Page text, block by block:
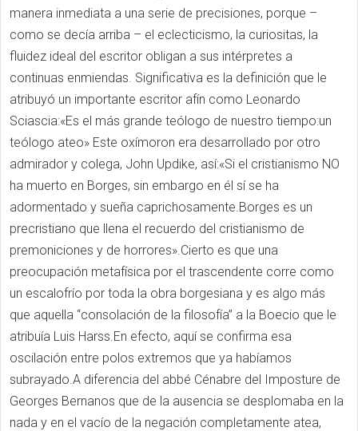
manera inmediata a una serie de precisiones, porque –
como se decía arriba – el eclecticismo, la curiositas, la
fluidez ideal del escritor obligan a sus intérpretes a
continuas enmiendas. Significativa es la definición que le
atribuyó un importante escritor afín como Leonardo
Sciascia:«Es el más grande teólogo de nuestro tiempo:un
teólogo ateo» Este oxímoron era desarrollado por otro
admirador y colega, John Updike, así:«Si el cristianismo NO
ha muerto en Borges, sin embargo en él sí se ha
adormentado y sueña caprichosamente.Borges es un
precristiano que llena el recuerdo del cristianismo de
premoniciones y de horrores».Cierto es que una
preocupación metafísica por el trascendente corre como
un escalofrío por toda la obra borgesiana y es algo más
que aquella “consolación de la filosofía” a la Boecio que le
atribuía Luis Harss.En efecto, aquí se confirma esa
oscilación entre polos extremos que ya habíamos
subrayado.A diferencia del abbé Cénabre del Imposture de
Georges Bernanos que de la ausencia se desplomaba en la
nada y en el vacío de la negación completamente atea,